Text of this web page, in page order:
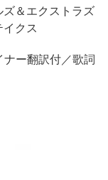
＆エクストラズ
クス
ナー翻訳付／歌詞